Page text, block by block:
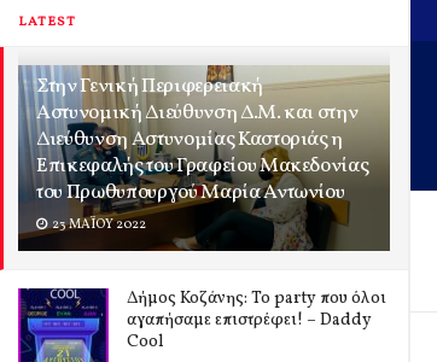
LATEST
Στην Γενική Περιφερειακή
Αστυνομική Διεύθυνση Δ.Μ. και στην
Διεύθυνση Αστυνομίας Καστοριάς η
Επικεφαλής του Γραφείου Μακεδονίας
του Πρωθυπουργού Μαρία Αντωνίου
23 ΜΑΪ́ΟΥ 2022
Δήμος Κοζάνης: Το party που όλοι
αγαπήσαμε επιστρέφει! – Daddy
Cool